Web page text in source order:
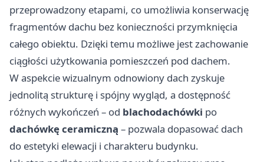
przeprowadzony etapami, co umożliwia konserwację
fragmentów dachu bez konieczności przymknięcia
całego obiektu. Dzięki temu możliwe jest zachowanie
ciągłości użytkowania pomieszczeń pod dachem.
W aspekcie wizualnym odnowiony dach zyskuje
jednolitą strukturę i spójny wygląd, a dostępność
różnych wykończeń – od blachodachówki po
dachówkę ceramiczną – pozwala dopasować dach
do estetyki elewacji i charakteru budynku.